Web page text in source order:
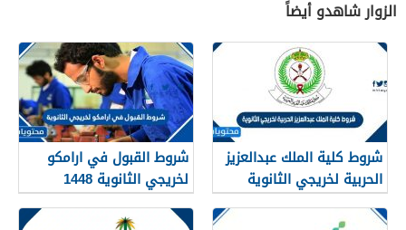
الزوار شاهدو أيضاً
شروط كلية الملك عبدالعزيز
الحربية لخريجي الثانوية
1448
شروط القبول في ارامكو
لخريجي الثانوية 1448